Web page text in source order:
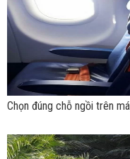
Chọn đúng chỗ ngồi trên